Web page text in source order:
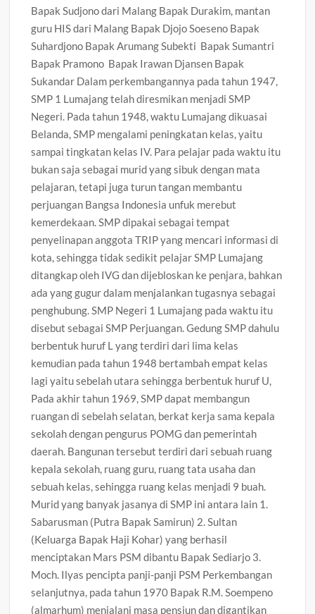
Bapak Sudjono dari Malang Bapak Durakim, mantan
guru HIS dari Malang Bapak Djojo Soeseno Bapak
Suhardjono Bapak Arumang Subekti Bapak Sumantri
Bapak Pramono Bapak Irawan Djansen Bapak
Sukandar Dalam perkembangannya pada tahun 1947,
SMP 1 Lumajang telah diresmikan menjadi SMP
Negeri. Pada tahun 1948, waktu Lumajang dikuasai
Belanda, SMP mengalami peningkatan kelas, yaitu
sampai tingkatan kelas IV. Para pelajar pada waktu itu
bukan saja sebagai murid yang sibuk dengan mata
pelajaran, tetapi juga turun tangan membantu
perjuangan Bangsa Indonesia unfuk merebut
kemerdekaan. SMP dipakai sebagai tempat
penyelinapan anggota TRIP yang mencari informasi di
kota, sehingga tidak sedikit pelajar SMP Lumajang
ditangkap oleh IVG dan dijebloskan ke penjara, bahkan
ada yang gugur dalam menjalankan tugasnya sebagai
penghubung. SMP Negeri 1 Lumajang pada waktu itu
disebut sebagai SMP Perjuangan. Gedung SMP dahulu
berbentuk huruf L yang terdiri dari lima kelas
kemudian pada tahun 1948 bertambah empat kelas
lagi yaitu sebelah utara sehingga berbentuk huruf U,
Pada akhir tahun 1969, SMP dapat membangun
ruangan di sebelah selatan, berkat kerja sama kepala
sekolah dengan pengurus POMG dan pemerintah
daerah. Bangunan tersebut terdiri dari sebuah ruang
kepala sekolah, ruang guru, ruang tata usaha dan
sebuah kelas, sehingga ruang kelas menjadi 9 buah.
Murid yang banyak jasanya di SMP ini antara lain 1.
Sabarusman (Putra Bapak Samirun) 2. Sultan
(Keluarga Bapak Haji Kohar) yang berhasil
menciptakan Mars PSM dibantu Bapak Sediarjo 3.
Moch. Ilyas pencipta panji-panji PSM Perkembangan
selanjutnya, pada tahun 1970 Bapak R.M. Soempeno
(almarhum) menjalani masa pensiun dan digantikan